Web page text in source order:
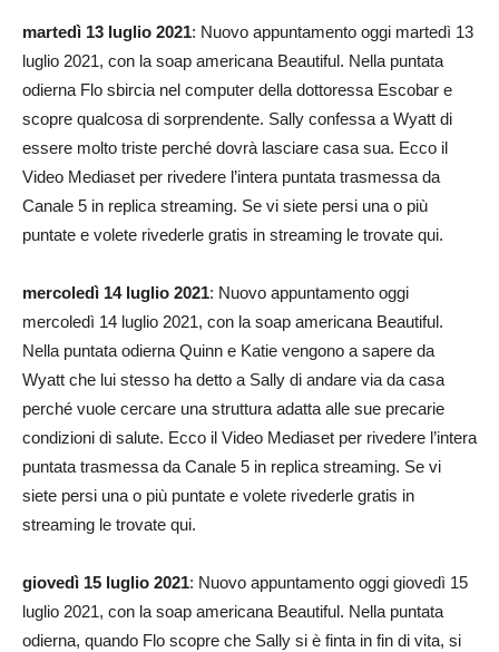
martedì 13 luglio 2021: Nuovo appuntamento oggi martedì 13
luglio 2021, con la soap americana Beautiful. Nella puntata
odierna Flo sbircia nel computer della dottoressa Escobar e
scopre qualcosa di sorprendente. Sally confessa a Wyatt di
essere molto triste perché dovrà lasciare casa sua. Ecco il
Video Mediaset per rivedere l’intera puntata trasmessa da
Canale 5 in replica streaming. Se vi siete persi una o più
puntate e volete rivederle gratis in streaming le trovate qui.
mercoledì 14 luglio 2021: Nuovo appuntamento oggi
mercoledì 14 luglio 2021, con la soap americana Beautiful.
Nella puntata odierna Quinn e Katie vengono a sapere da
Wyatt che lui stesso ha detto a Sally di andare via da casa
perché vuole cercare una struttura adatta alle sue precarie
condizioni di salute. Ecco il Video Mediaset per rivedere l’intera
puntata trasmessa da Canale 5 in replica streaming. Se vi
siete persi una o più puntate e volete rivederle gratis in
streaming le trovate qui.
giovedì 15 luglio 2021: Nuovo appuntamento oggi giovedì 15
luglio 2021, con la soap americana Beautiful. Nella puntata
odierna, quando Flo scopre che Sally si è finta in fin di vita, si